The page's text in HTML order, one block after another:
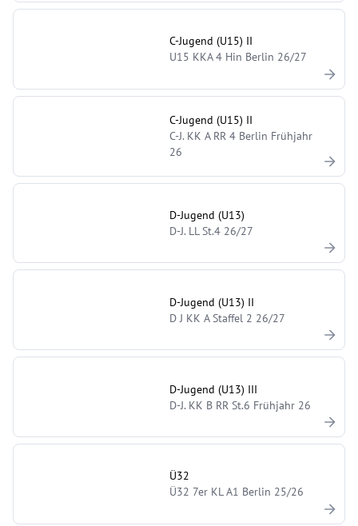
C-Jugend (U15) II
U15 KKA 4 Hin Berlin 26/27
C-Jugend (U15) II
C-J. KK A RR 4 Berlin Frühjahr
26
D-Jugend (U13)
D-J. LL St.4 26/27
D-Jugend (U13) II
D J KK A Staffel 2 26/27
D-Jugend (U13) III
D-J. KK B RR St.6 Frühjahr 26
Ü32
Ü32 7er KL A1 Berlin 25/26